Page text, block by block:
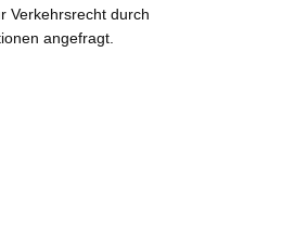
Verkehrsrecht durch
angefragt.